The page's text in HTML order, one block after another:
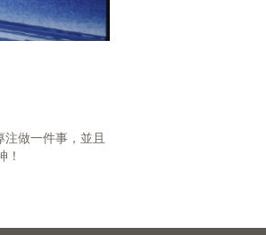
注做一件事，並且
！